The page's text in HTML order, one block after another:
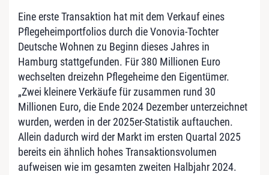
Eine erste Transaktion hat mit dem Verkauf eines
Pflegeheimportfolios durch die Vonovia-Tochter
Deutsche Wohnen zu Beginn dieses Jahres in
Hamburg stattgefunden. Für 380 Millionen Euro
wechselten dreizehn Pflegeheime den Eigentümer.
„Zwei kleinere Verkäufe für zusammen rund 30
Millionen Euro, die Ende 2024 Dezember unterzeichnet
wurden, werden in der 2025er-Statistik auftauchen.
Allein dadurch wird der Markt im ersten Quartal 2025
bereits ein ähnlich hohes Transaktionsvolumen
aufweisen wie im gesamten zweiten Halbjahr 2024.